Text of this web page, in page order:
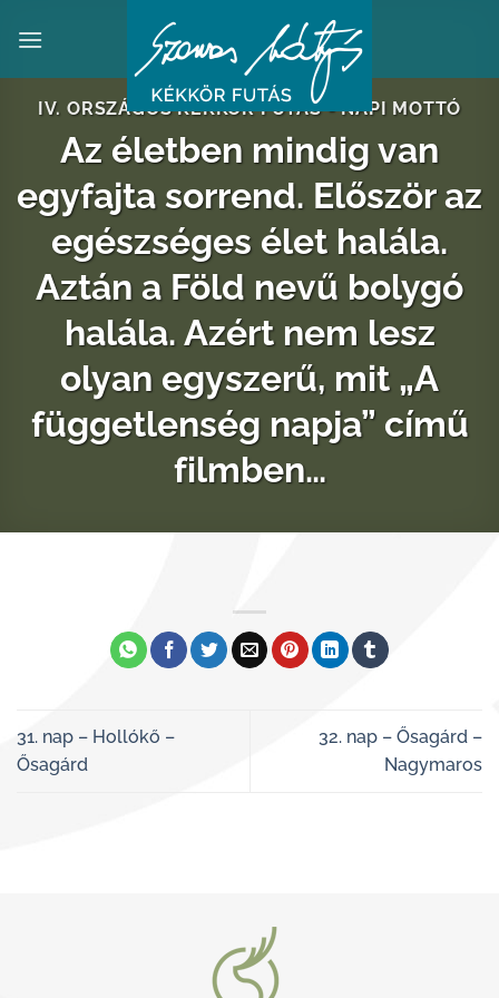
IV. ORSZÁGOS KÉKKÖR FUTÁS - NAPI MOTTÓ
Az életben mindig van
egyfajta sorrend. Először az
egészséges élet halála.
Aztán a Föld nevű bolygó
halála. Azért nem lesz
olyan egyszerű, mit „A
függetlenség napja” című
filmben…
31. nap – Hollókő –
Ősagárd
32. nap – Ősagárd –
Nagymaros